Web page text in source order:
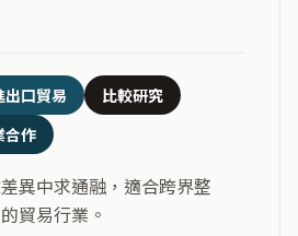
出口貿易
比較研究
合作
異中求通融，適合跨界整
貿易行業。